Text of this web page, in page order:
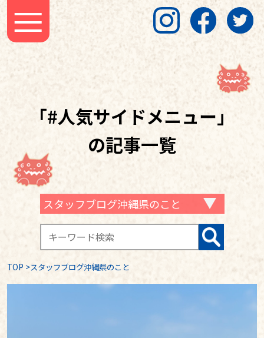
「#人気サイドメニュー」
の記事一覧
スタッフブログ沖縄県のこと
TOP >スタッフブログ沖縄県のこと